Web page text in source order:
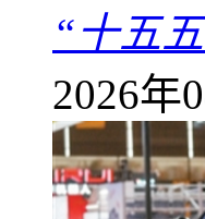
“十五
2026年